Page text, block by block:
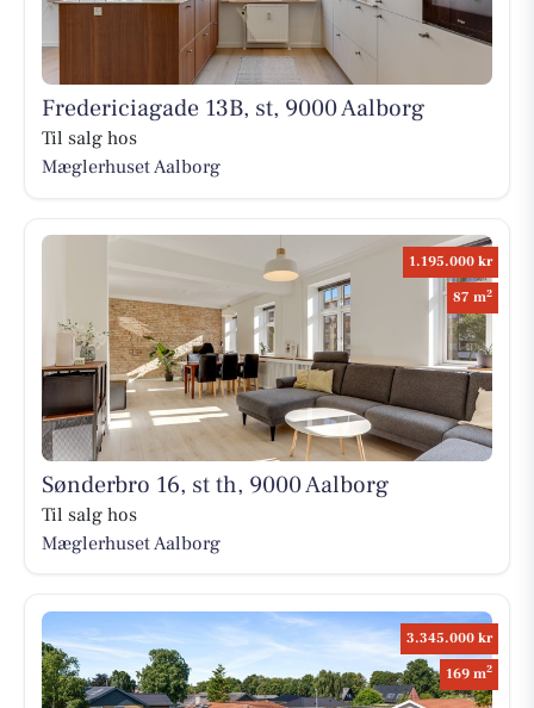
Fredericiagade 13B, st, 9000 Aalborg
Til salg hos
Mæglerhuset Aalborg
1.195.000 kr
87 m2
Sønderbro 16, st th, 9000 Aalborg
Til salg hos
Mæglerhuset Aalborg
3.345.000 kr
169 m2